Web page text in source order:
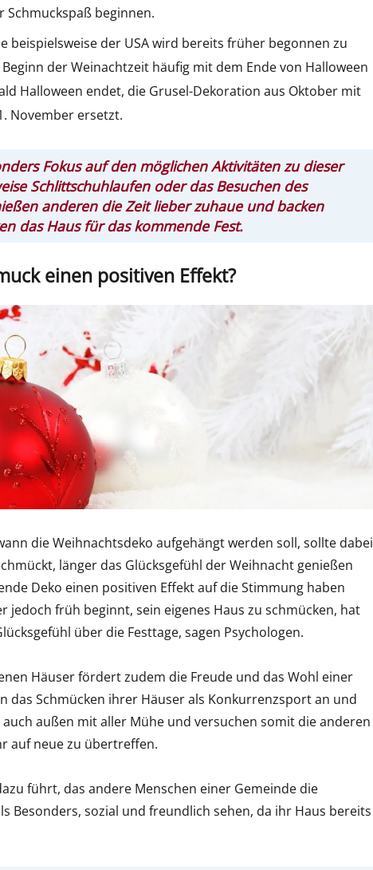
Schmuckspaß beginnen.
beispielsweise der USA wird bereits früher begonnen zu
der Weinachtzeit häufig mit dem Ende von Halloween
Halloween endet, die Grusel-Dekoration aus Oktober mit
November ersetzt.
Fokus auf den möglichen Aktivitäten zu dieser
Schlittschuhlaufen oder das Besuchen des
anderen die Zeit lieber zuhaue und backen
das Haus für das kommende Fest.
einen positiven Effekt?
die Weihnachtsdeko aufgehängt werden soll, sollte dabei
länger das Glücksgefühl der Weihnacht genießen
Deko einen positiven Effekt auf die Stimmung haben
jedoch früh beginnt, sein eigenes Haus zu schmücken, hat
über die Festtage, sagen Psychologen.
Häuser fördert zudem die Freude und das Wohl einer
das Schmücken ihrer Häuser als Konkurrenzsport an und
außen mit aller Mühe und versuchen somit die anderen
auf neue zu übertreffen.
führt, das andere Menschen einer Gemeinde die
Besonders, sozial und freundlich sehen, da ihr Haus bereits